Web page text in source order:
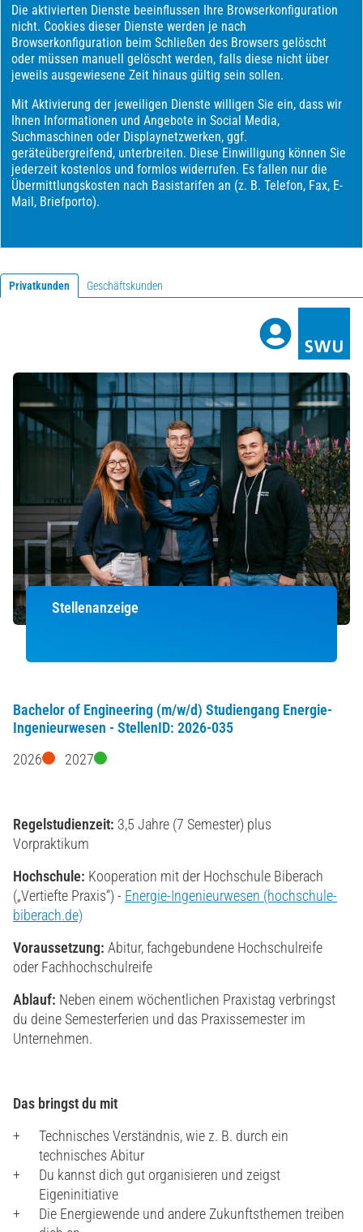
Privatkunden Geschäftskunden
Stellenanzeige
Bachelor of Engineering (m/w/d) Studiengang Energie-
Ingenieurwesen - StellenID: 2026-035
2026
2027
Regelstudienzeit: 3,5 Jahre (7 Semester) plus
Vorpraktikum
Hochschule: Kooperation mit der Hochschule Biberach
(„Vertiefte Praxis“) - Energie-Ingenieurwesen (hochschule-
biberach.de)
Voraussetzung: Abitur, fachgebundene Hochschulreife
oder Fachhochschulreife
Ablauf: Neben einem wöchentlichen Praxistag verbringst
du deine Semesterferien und das Praxissemester im
Unternehmen.
Das bringst du mit
Technisches Verständnis, wie z. B. durch ein
technisches Abitur
Du kannst dich gut organisieren und zeigst
Eigeninitiative
Die Energiewende und andere Zukunftsthemen treiben